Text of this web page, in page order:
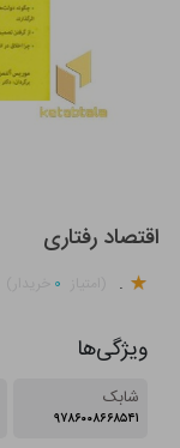
اقتصاد رفتاری
. ۰
ویژگی‌ها
شابک
۹۷۸۶۰۰۸۶۶۸۵۴۱